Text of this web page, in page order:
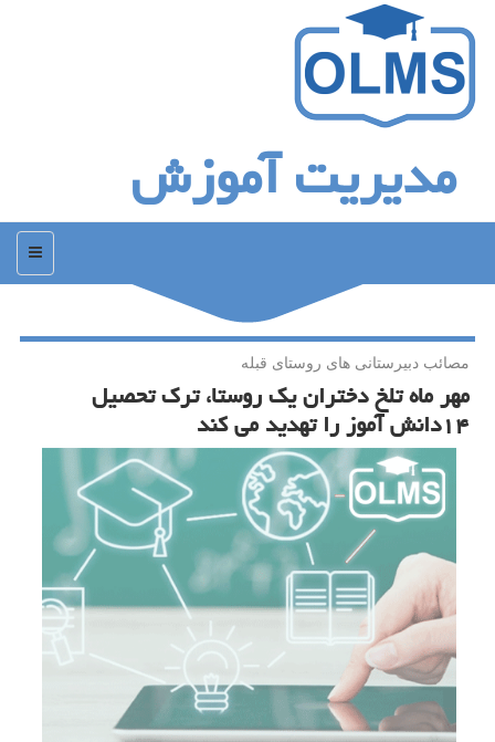
مدیریت آموزش
منو
مصائب دبیرستانی های روستای قبله
مهر ماه تلخ دختران یك روستا، ترك تحصیل
۱۴دانش آموز را تهدید می كند